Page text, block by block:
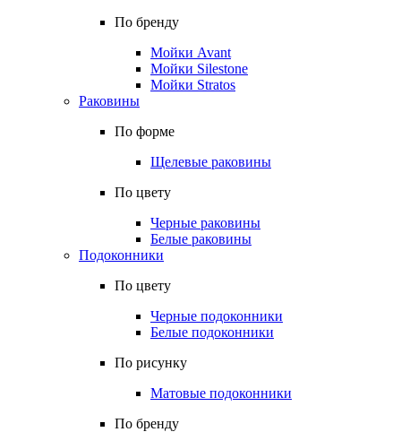
По бренду
Мойки Avant
Мойки Silestone
Мойки Stratos
Раковины
По форме
Щелевые раковины
По цвету
Черные раковины
Белые раковины
Подоконники
По цвету
Черные подоконники
Белые подоконники
По рисунку
Матовые подоконники
По бренду